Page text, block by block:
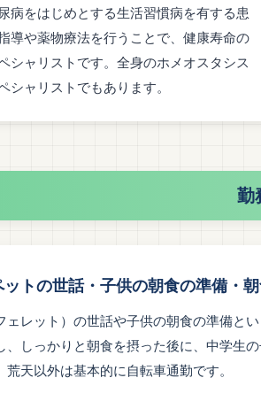
病をはじめとする生活習慣病を有する患
導や薬物療法を行うことで、健康寿命の
シャリストです。全身のホメオスタシス
シャリストでもあります。
勤
ットの世話・子供の朝食の準備・
ェレット）の世話や子供の朝食の準備と
、しっかりと朝食を摂った後に、中学生
荒天以外は基本的に自転車通勤です。